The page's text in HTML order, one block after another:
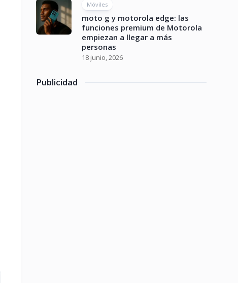
Móviles
moto g y motorola edge: las
funciones premium de Motorola
empiezan a llegar a más
personas
18 junio, 2026
Publicidad